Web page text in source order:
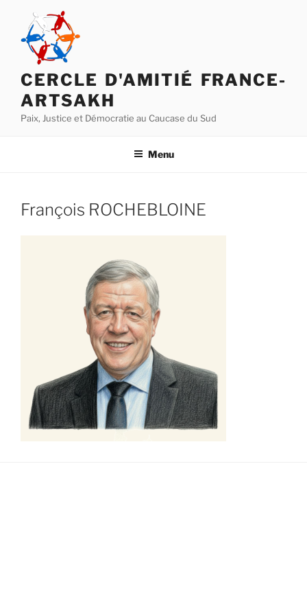
contenu
principal
CERCLE D'AMITIÉ FRANCE-
ARTSAKH
Paix, Justice et Démocratie au Caucase du Sud
Menu
François ROCHEBLOINE